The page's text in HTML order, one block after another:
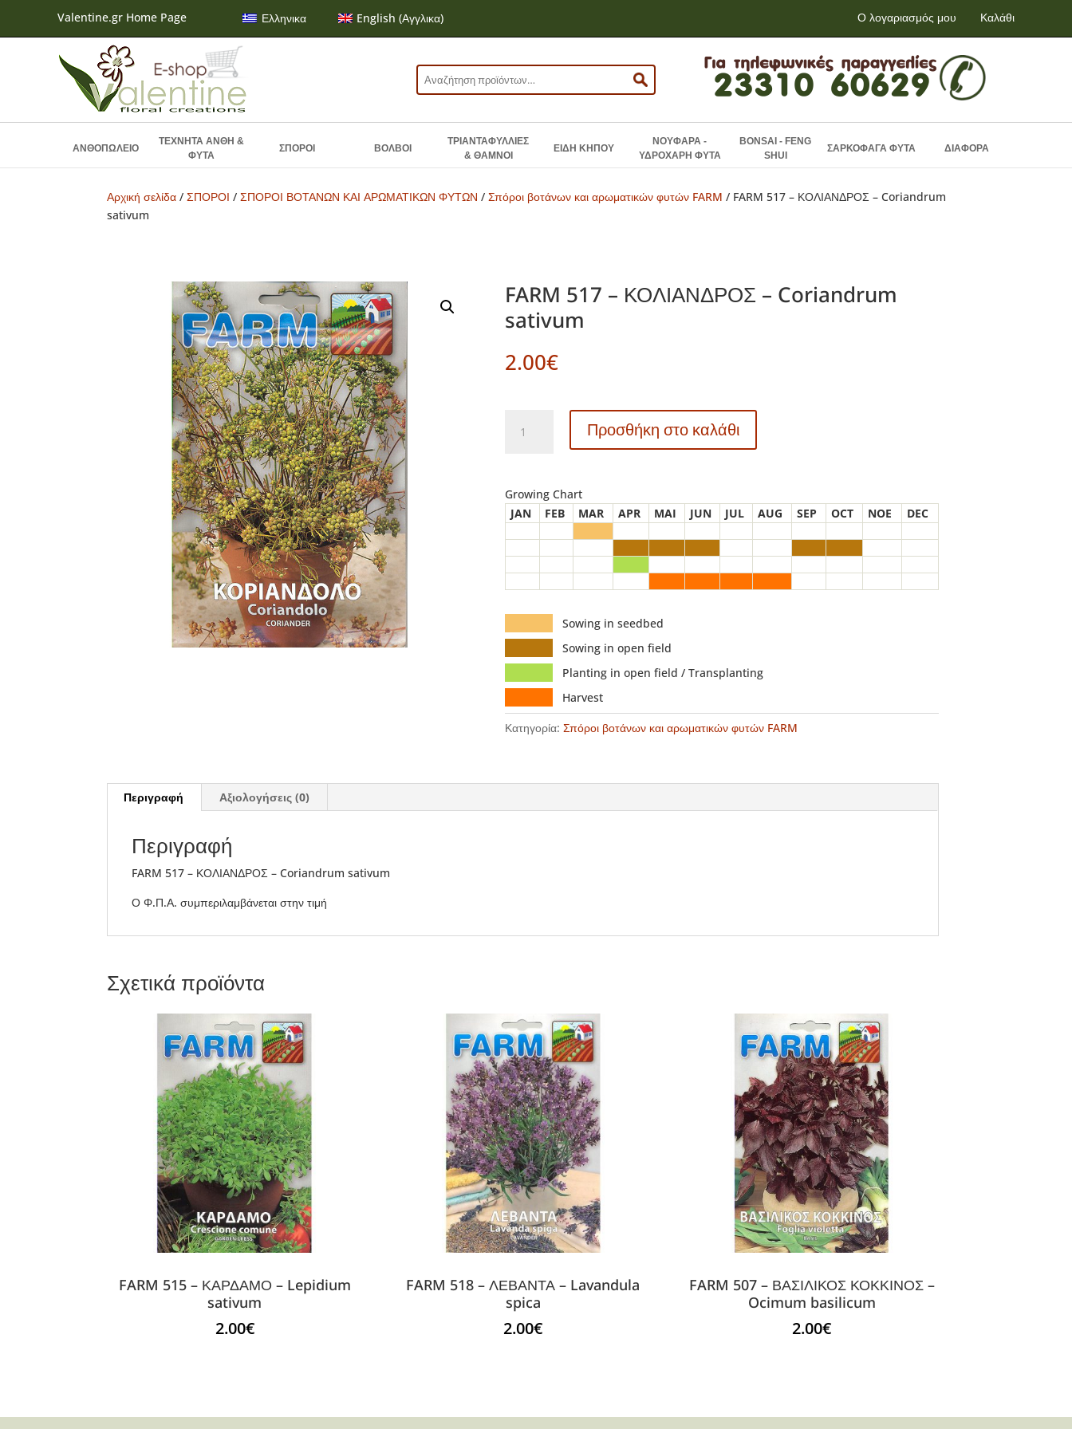
Valentine.gr Home Page Ελληνικα English (Αγγλικα) Ο λογαριασμός μου Καλάθι
Αναζήτηση
για:
ΑΝΘΟΠΩΛΕΙΟ
ΤΕΧΝΗΤΑ ΑΝΘΗ &
ΦΥΤΑ
ΣΠΟΡΟΙ ΒΟΛΒΟΙ
ΤΡΙΑΝΤΑΦΥΛΛΙΕΣ
& ΘΑΜΝΟΙ
ΕΙΔΗ ΚΗΠΟΥ
ΝΟΥΦΑΡΑ -
ΥΔΡΟΧΑΡΗ ΦΥΤΑ
BONSAI - FENG
SHUI
ΣΑΡΚΟΦΑΓΑ ΦΥΤΑ ΔΙΑΦΟΡΑ
Αρχική σελίδα /ΣΠΟΡΟΙ /ΣΠΟΡΟΙ ΒΟΤΑΝΩΝ ΚΑΙ ΑΡΩΜΑΤΙΚΩΝ ΦΥΤΩΝ /Σπόροι βοτάνων και αρωματικών φυτών FARM / FARM 517 – ΚΟΛΙΑΝΔΡΟΣ – Coriandrum
sativum
FARM 517 – ΚΟΛΙΑΝΔΡΟΣ – Coriandrum
sativum
2.00€
517
-
Coriandrum
Προσθήκη στο καλάθι
Growing Chart
JAN
FEB MAR APR MAI JUN JUL AUG SEP OCT NOE DEC
Sowing in seedbed
Sowing in open field
Planting in open field / Transplanting
Harvest
Κατηγορία:Σπόροι βοτάνων και αρωματικών φυτών FARM
Περιγραφή Αξιολογήσεις (0)
Περιγραφή
FARM 517 – ΚΟΛΙΑΝΔΡΟΣ – Coriandrum sativum
Ο Φ.Π.Α. συμπεριλαμβάνεται στην τιμή
Σχετικά προϊόντα
FARM 515 – ΚΑΡΔΑΜΟ – Lepidium
sativum
2.00€
FARM 518 – ΛΕΒΑΝΤΑ – Lavandula
spica
2.00€
FARM 507 – ΒΑΣΙΛΙΚΟΣ ΚΟΚΚΙΝΟΣ –
Ocimum basilicum
2.00€